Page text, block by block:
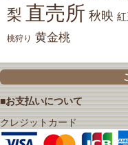
梨 直売所 秋映 紅
桃狩り 黄金桃
■お支払いについて
クレジットカード